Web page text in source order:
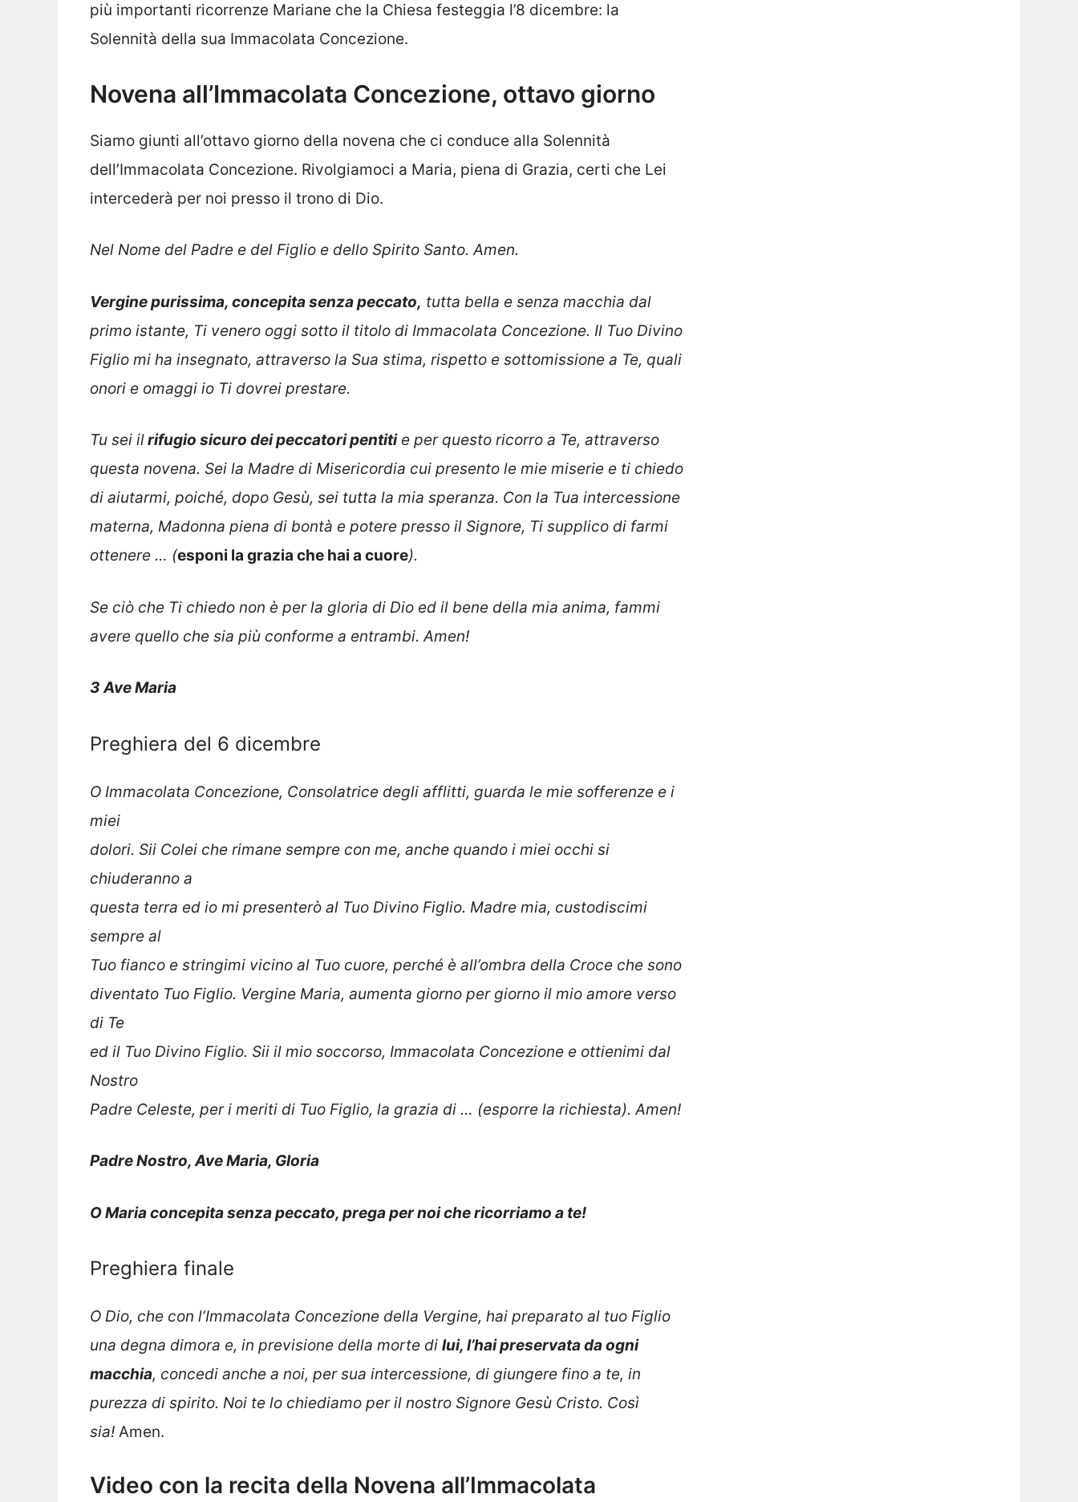
più importanti ricorrenze Mariane che la Chiesa festeggia l’8 dicembre: la
Solennità della sua Immacolata Concezione.
Novena all’Immacolata Concezione, ottavo giorno
Siamo giunti all’ottavo giorno della novena che ci conduce alla Solennità
dell’Immacolata Concezione. Rivolgiamoci a Maria, piena di Grazia, certi che Lei
intercederà per noi presso il trono di Dio.
Nel Nome del Padre e del Figlio e dello Spirito Santo. Amen.
Vergine purissima, concepita senza peccato, tutta bella e senza macchia dal
primo istante, Ti venero oggi sotto il titolo di Immacolata Concezione. Il Tuo Divino
Figlio mi ha insegnato, attraverso la Sua stima, rispetto e sottomissione a Te, quali
onori e omaggi io Ti dovrei prestare.
Tu sei ilrifugio sicuro dei peccatori pentitie per questo ricorro a Te, attraverso
questa novena. Sei la Madre di Misericordia cui presento le mie miserie e ti chiedo
di aiutarmi, poiché, dopo Gesù, sei tutta la mia speranza. Con la Tua intercessione
materna, Madonna piena di bontà e potere presso il Signore, Ti supplico di farmi
ottenere … (esponi la grazia che hai a cuore).
Se ciò che Ti chiedo non è per la gloria di Dio ed il bene della mia anima, fammi
avere quello che sia più conforme a entrambi. Amen!
3 Ave Maria
Preghiera del 6 dicembre
O Immacolata Concezione, Consolatrice degli afflitti, guarda le mie sofferenze e i
miei
dolori. Sii Colei che rimane sempre con me, anche quando i miei occhi si
chiuderanno a
questa terra ed io mi presenterò al Tuo Divino Figlio. Madre mia, custodiscimi
sempre al
Tuo fianco e stringimi vicino al Tuo cuore, perché è all’ombra della Croce che sono
diventato Tuo Figlio. Vergine Maria, aumenta giorno per giorno il mio amore verso
di Te
ed il Tuo Divino Figlio. Sii il mio soccorso, Immacolata Concezione e ottienimi dal
Nostro
Padre Celeste, per i meriti di Tuo Figlio, la grazia di … (esporre la richiesta). Amen!
Padre Nostro, Ave Maria, Gloria
O Maria concepita senza peccato, prega per noi che ricorriamo a te!
Preghiera finale
O Dio, che con l’Immacolata Concezione della Vergine, hai preparato al tuo Figlio
una degna dimora e, in previsione della morte di lui, l’hai preservata da ogni
macchia, concedi anche a noi, per sua intercessione, di giungere fino a te, in
purezza di spirito. Noi te lo chiediamo per il nostro Signore Gesù Cristo. Così
sia! Amen.
Video con la recita della Novena all’Immacolata